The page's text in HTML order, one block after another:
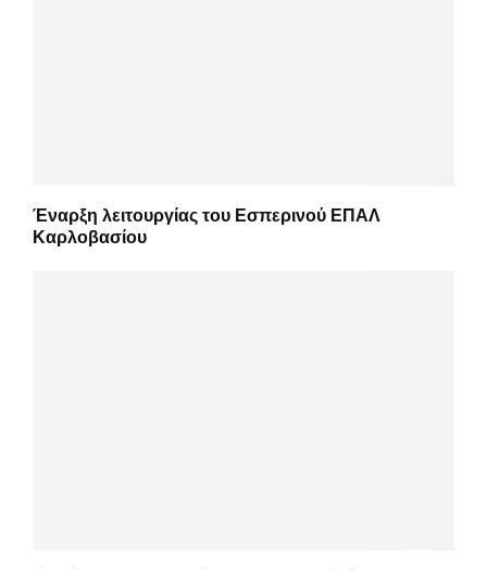
Έναρξη λειτουργίας του Εσπερινού ΕΠΑΛ
Καρλοβασίου